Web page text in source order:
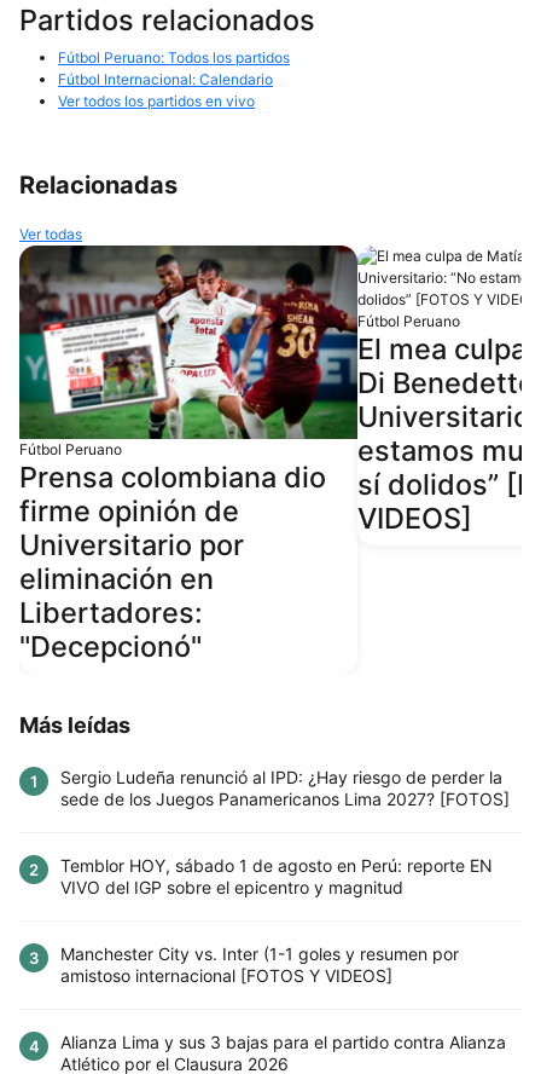
Partidos relacionados
Fútbol Peruano: Todos los partidos
Fútbol Internacional: Calendario
Ver todos los partidos en vivo
Relacionadas
Ver todas
Fútbol Peruano
Prensa colombiana dio
firme opinión de
Universitario por
eliminación en
Libertadores:
"Decepcionó"
Fútbol Peruano
El mea culpa
Di Benedetto
Universitario:
estamos
sí dolidos”
VIDEOS]
Más leídas
1
Sergio Ludeña renunció al IPD: ¿Hay riesgo de perder la
sede de los Juegos Panamericanos Lima 2027? [FOTOS]
2
Temblor HOY, sábado 1 de agosto en Perú: reporte EN
VIVO del IGP sobre el epicentro y magnitud
3
Manchester City vs. Inter (1-1 goles y resumen por
amistoso internacional [FOTOS Y VIDEOS]
4
Alianza Lima y sus 3 bajas para el partido contra Alianza
Atlético por el Clausura 2026